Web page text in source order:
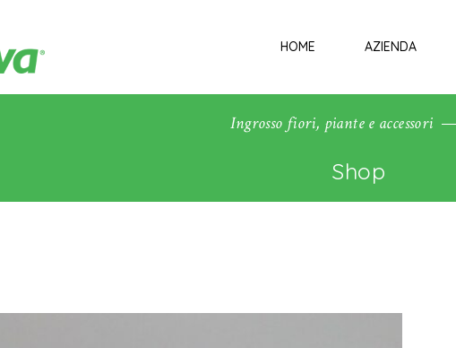
HOME AZIENDA
Ingrosso fiori, piante e accessori
Shop